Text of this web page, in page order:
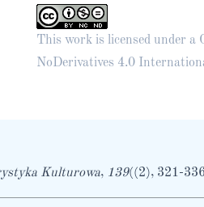
This work is licensed under a
NoDerivatives 4.0
Kulturowa, 139((2), 321-